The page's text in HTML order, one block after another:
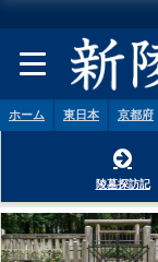
ホーム 東日本 京都府
陵墓探訪記